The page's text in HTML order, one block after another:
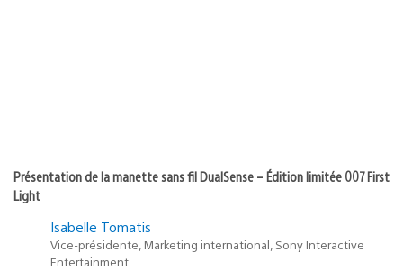
Présentation de la manette sans fil DualSense – Édition limitée 007 First
Light
Isabelle Tomatis
Vice-présidente, Marketing international, Sony Interactive
Entertainment